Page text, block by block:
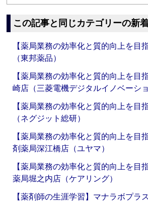
この記事と同じカテゴリーの新
【薬局業務の効率化と質的向上を目
（東邦薬品）
【薬局業務の効率化と質的向上を目
崎店（三菱電機デジタルイノベーショ
【薬局業務の効率化と質的向上を目
（ネグジット総研）
【薬局業務の効率化と質的向上を目
剤薬局深江橋店（ユヤマ）
【薬局業務の効率化と質的向上を目
薬局堀之内店（ケアリング）
【薬剤師の生涯学習】マナラボプラス